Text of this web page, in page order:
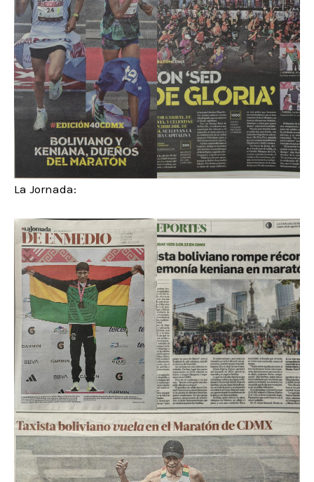
La Jornada: